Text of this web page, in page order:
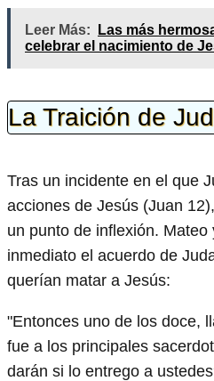
Leer Más:
Las más
celebrar el nacimiento de
La Traición de
Tras un incidente en el que
acciones de Jesús (Juan
un punto de inflexión.
inmediato el acuerdo de
querían matar a Jesús:
"Entonces uno de los doce,
fue a los principales
darán si lo entrego a